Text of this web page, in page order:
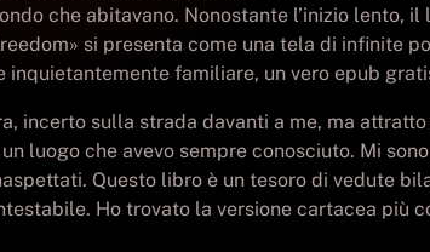
che abitavano. Nonostante l’inizio lento,
si presenta come una tela di infinite
familiare, un vero epub
incerto sulla strada davanti a me, ma
luogo che avevo sempre conosciuto. Mi
Questo libro è un tesoro di vedute
Ho trovato la versione cartacea più